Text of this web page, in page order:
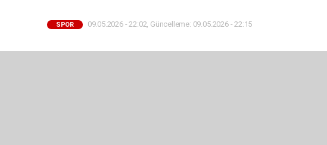
SPOR 09.05.2026 - 22:02, Güncelleme: 09.05.2026 - 22:15